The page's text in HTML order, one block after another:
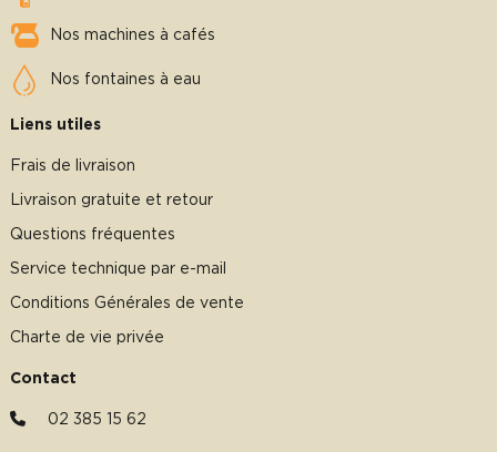
Nos machines à cafés
Nos fontaines à eau
Liens utiles
Frais de livraison
Livraison gratuite et retour
Questions fréquentes
Service technique par e-mail
Conditions Générales de vente
Charte de vie privée
Contact
02 385 15 62